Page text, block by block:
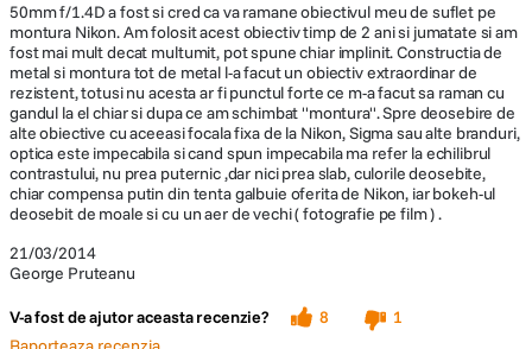
21/03/2014
George Pruteanu
50mm f/1.4D a fost si cred ca va ramane obiectivul meu de suflet pe
montura Nikon. Am folosit acest obiectiv timp de 2 ani si jumatate si am
fost mai mult decat multumit, pot spune chiar implinit. Constructia de
metal si montura tot de metal l-a facut un obiectiv extraordinar de
rezistent, totusi nu acesta ar fi punctul forte ce m-a facut sa raman cu
gandul la el chiar si dupa ce am schimbat ''montura''. Spre deosebire de
alte obiective cu aceeasi focala fixa de la Nikon, Sigma sau alte branduri,
optica este impecabila si cand spun impecabila ma refer la echilibrul
contrastului, nu prea puternic ,dar nici prea slab, culorile deosebite,
chiar compensa putin din tenta galbuie oferita de Nikon, iar bokeh-ul
deosebit de moale si cu un aer de vechi ( fotografie pe film ) .
V-a fost de ajutor aceasta recenzie? 8
1